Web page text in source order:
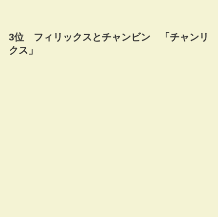
3位 フィリックスとチャンビン 「チャンリ
クス」